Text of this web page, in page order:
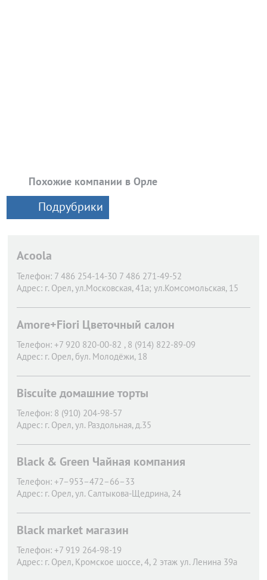
Похожие компании в Орле
Подрубрики
Acoola
Телефон: 7 486 254-14-30 7 486 271-49-52
Адрес: г. Орел, ул.Московская, 41а; ул.Комсомольская, 15
Amore+Fiori Цветочный салон
Телефон: +7 920 820-00-82 , 8 (914) 822-89-09
Адрес: г. Орел, бул. Молодёжи, 18
Biscuite домашние торты
Телефон: 8 (910) 204-98-57
Адрес: г. Орел, ул. Раздольная, д.35
Black & Green Чайная компания
Телефон: +7–953–472–66–33
Адрес: г. Орел, ул. Салтыкова-Щедрина, 24
Black market магазин
Телефон: +7 919 264-98-19
Адрес: г. Орел, Кромское шоссе, 4, 2 этаж ул. Ленина 39а